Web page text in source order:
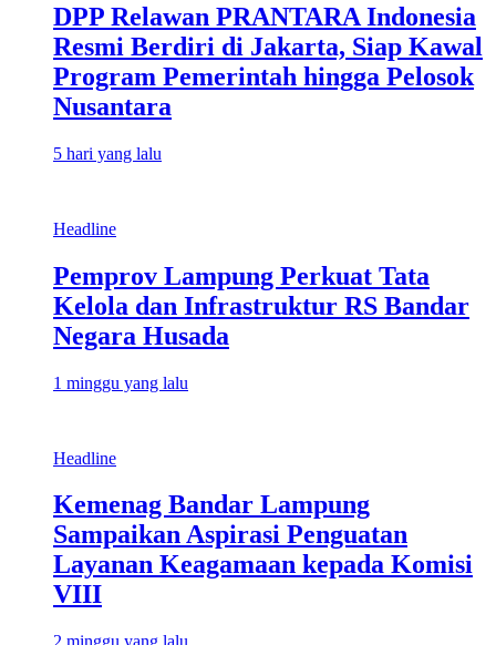
DPP Relawan PRANTARA Indonesia
Resmi Berdiri di Jakarta, Siap Kawal
Program Pemerintah hingga Pelosok
Nusantara
5 hari yang lalu
Headline
Pemprov Lampung Perkuat Tata
Kelola dan Infrastruktur RS Bandar
Negara Husada
1 minggu yang lalu
Headline
Kemenag Bandar Lampung
Sampaikan Aspirasi Penguatan
Layanan Keagamaan kepada Komisi
VIII